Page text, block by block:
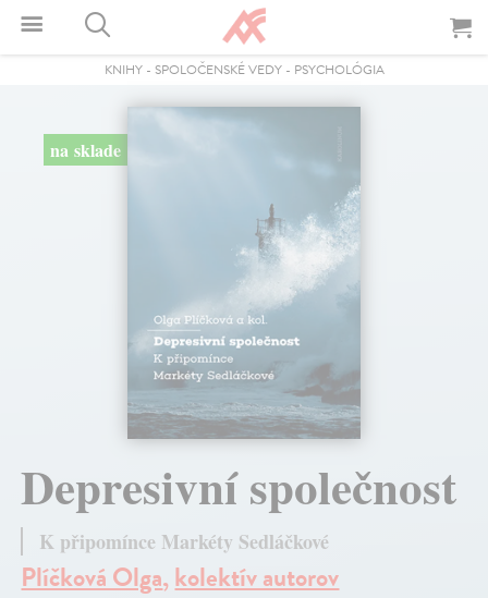
KNIHY- SPOLOČENSKÉ VEDY- PSYCHOLÓGIA
na sklade
Depresivní společnost
K připomínce Markéty Sedláčkové
Plíčková Olga,kolektív autorov